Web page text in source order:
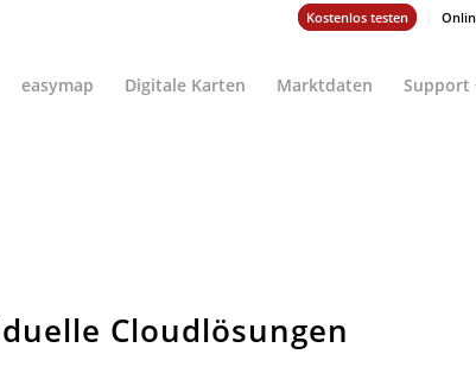
Kostenlos testen
easymap Digitale Karten Marktdaten Support
Cloudlösungen